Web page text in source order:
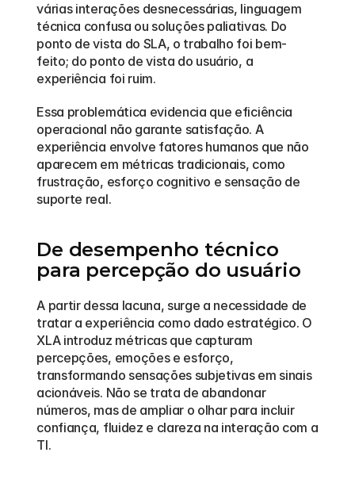
várias interações desnecessárias, linguagem
técnica confusa ou soluções paliativas. Do
ponto de vista do SLA, o trabalho foi bem-
feito; do ponto de vista do usuário, a
experiência foi ruim.
Essa problemática evidencia que eficiência
operacional não garante satisfação. A
experiência envolve fatores humanos que não
aparecem em métricas tradicionais, como
frustração, esforço cognitivo e sensação de
suporte real.
De desempenho técnico
para percepção do usuário
A partir dessa lacuna, surge a necessidade de
tratar a experiência como dado estratégico. O
XLA introduz métricas que capturam
percepções, emoções e esforço,
transformando sensações subjetivas em sinais
acionáveis. Não se trata de abandonar
números, mas de ampliar o olhar para incluir
confiança, fluidez e clareza na interação com a
TI.